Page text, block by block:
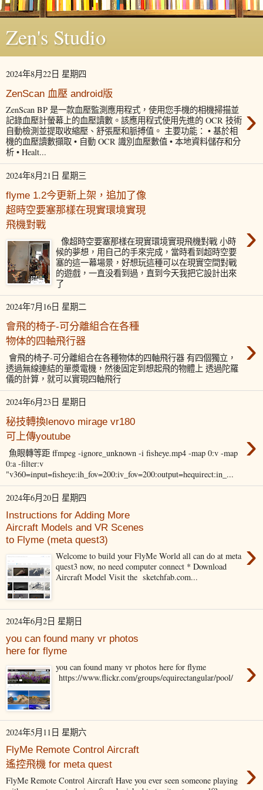
Zen's Studio
2024年8月22日 星期四
ZenScan 血壓 android版
›
ZenScan BP 是一款血壓監測應用程式，使用您手機的相機掃描並
記錄血壓計螢幕上的血壓讀數。該應用程式使用先進的 OCR 技術
自動檢測並提取收縮壓、舒張壓和脈搏值。 主要功能： • 基於相
機的血壓讀數擷取 • 自動 OCR 識別血壓數值 • 本地資料儲存和分
析 • Healt...
2024年8月21日 星期三
flyme 1.2今更新上架，追加了像
超時空要塞那樣在現實環境實現
飛機對戰
›
像超時空要塞那樣在現實環境實現飛機對戰 小時
候的夢想，用自己的手來完成，當時看到超時空要
塞的這一幕場景，好想玩這種可以在現實空間對戰
的遊戲，一直没看到過，直到今天我把它設計出來
了
2024年7月16日 星期二
會飛的椅子-可分離組合在各種
物体的四軸飛行器
›
會飛的椅子-可分離組合在各種物体的四軸飛行器 有四個獨立，
透過無線連結的單漿電機，然後固定到想起飛的物體上 透過陀羅
儀的計算，就可以實現四軸飛行
2024年6月23日 星期日
秘技轉換lenovo mirage vr180
可上傳youtube
›
魚眼轉等距 ffmpeg -ignore_unknown -i fisheye.mp4 -map 0:v -map
0:a -filter:v
"v360=input=fisheye:ih_fov=200:iv_fov=200:output=hequirect:in_...
2024年6月20日 星期四
Instructions for Adding More
Aircraft Models and VR Scenes
to Flyme (meta quest3)
›
Welcome to build your FlyMe World all can do at meta
quest3 now, no need computer connect * Download
Aircraft Model Visit the sketchfab.com...
2024年6月2日 星期日
you can found many vr photos
here for flyme
›
you can found many vr photos here for flyme
https://www.flickr.com/groups/equirectangular/pool/
2024年5月11日 星期六
FlyMe Remote Control Aircraft
遙控飛機 for meta quest
›
FlyMe Remote Control Aircraft Have you ever seen someone playing